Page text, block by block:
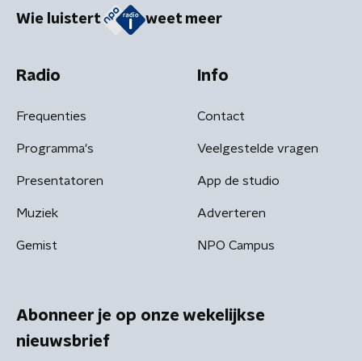
Wie luistert weet meer
Radio
Frequenties
Programma's
Presentatoren
Muziek
Gemist
Info
Contact
Veelgestelde vragen
App de studio
Adverteren
NPO Campus
Abonneer je op onze wekelijkse
nieuwsbrief